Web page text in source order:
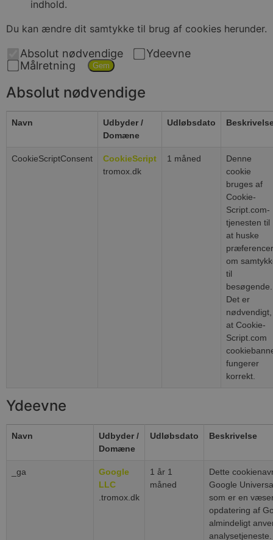
indhold.
Du kan ændre dit samtykke til brug af cookies herunder.
Absolut nødvendige
Ydeevne
Målretning
Gem
Absolut nødvendige
Navn
Udbyder /
Domæne
Udløbsdato
CookieScriptConsent
CookieScript
tromox.dk
1 måned
Denne
cookie
bruges af
Cookie-
Script.com-
tjenesten til
at huske
præferencer
om
til
besøgende.
Det er
nødvendigt,
at Cookie-
Script.com
fungerer
korrekt.
Ydeevne
Navn
Udbyder /
Domæne
Udløbsdato Beskrivelse
_ga
Google
LLC
.tromox.dk
1 år 1
måned
Dette
Google
som er en
opdatering af
almindeligt